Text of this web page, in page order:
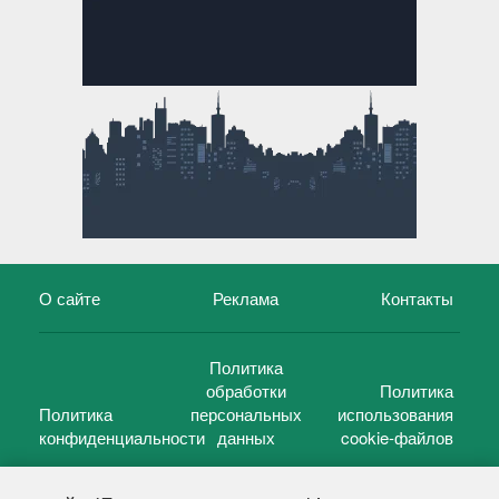
О сайте Реклама Контакты
Политика
конфиденциальности
Политика
обработки
персональных
данных
Политика
использования
cookie-файлов